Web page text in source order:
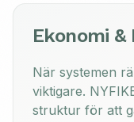
Ekonomi &
När systemen
viktigare.
struktur för att